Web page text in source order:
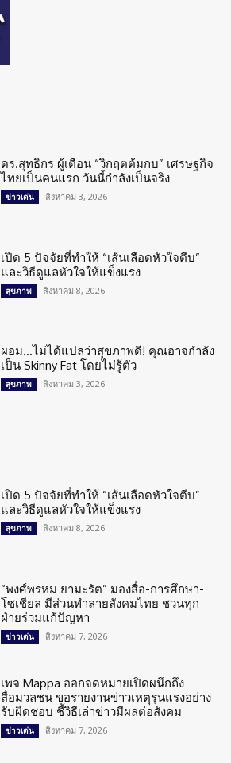
ดร.สุทธิกร ผู้เตือน “วิกฤตต้มกบ” เศรษฐกิจ
ไทยเป็นคนแรก วันนี้กำลังเป็นจริง
ข่าวเด่น สิงหาคม 3, 2026
เปิด 5 ปัจจัยที่ทำให้ “เส้นเลือดหัวใจตีบ”
และวิธีดูแลหัวใจให้แข็งแรง
สุขภาพ สิงหาคม 8, 2026
ผอม…ไม่ได้แปลว่าสุขภาพดี! คุณอาจกำลัง
เป็น Skinny Fat โดยไม่รู้ตัว
สุขภาพ สิงหาคม 3, 2026
เปิด 5 ปัจจัยที่ทำให้ “เส้นเลือดหัวใจตีบ”
และวิธีดูแลหัวใจให้แข็งแรง
สุขภาพ สิงหาคม 8, 2026
“พงศ์พรหม ยามะรัต” มองสื่อ-การศึกษา-
โซเชียล มีส่วนทำลายสังคมไทย ชวนทุก
ฝ่ายร่วมแก้ปัญหา
ข่าวเด่น สิงหาคม 7, 2026
เพจ Mappa ออกจดหมายเปิดผนึกถึง
สื่อมวลชน ขอรายงานข่าวเหตุรุนแรงอย่าง
รับผิดชอบ ชี้วิธีเล่าข่าวมีผลต่อสังคม
ข่าวเด่น สิงหาคม 7, 2026